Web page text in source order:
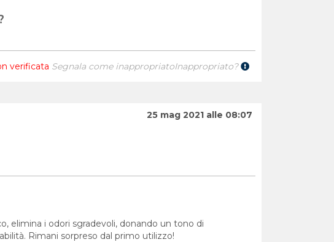
verificata Segnala come inappropriatoInappropriato?
25 mag 2021 alle 08:07
elimina i odori sgradevoli, donando un tono di
Rimani sorpreso dal primo utilizzo!